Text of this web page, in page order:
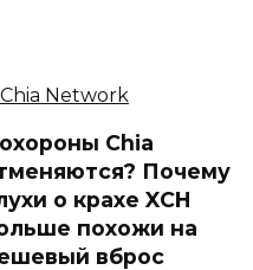
Chia
Почему
о крахе XCH
похожи на
вброс